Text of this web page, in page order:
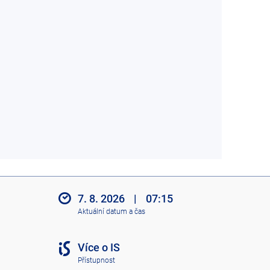
7. 8. 2026 | 07:15
Aktuální datum a čas
Více o IS
Přístupnost